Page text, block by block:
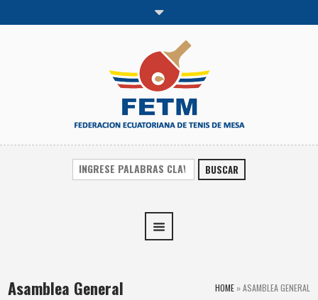
BUSCAR
Asamblea General HOME»ASAMBLEA GENERAL